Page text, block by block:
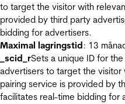
to target the visitor with
provided by third party
bidding for advertisers.
Maximal lagringstid: 13
_scid_rSets a unique ID for
advertisers to target the visitor
pairing service is provided by
facilitates real-time bidding for